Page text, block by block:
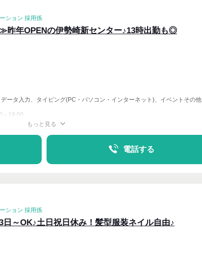
ション 採用係
昨年OPENの伊勢崎新センター♪13時出勤も◎
ータ入力、タイピング(PC・パソコン・インターネット)、イベントその他
～18:00
もっと見る
電話する
ション 採用係
～OK♪土日祝日休み！髪型服装ネイル自由♪